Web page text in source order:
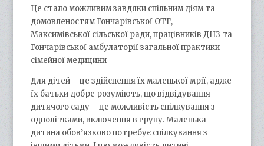
Це стало можливим завдяки спільним діям та
домовленостям Гончарівської ОТГ,
Максимівської сільської ради, працівників ДНЗ та
Гончарівської амбулаторії загальної практики
сімейної медицини
Для дітей – це здійснення їх маленької мрії, адже
їх батьки добре розуміють, що відвідування
дитячого саду – це можливість спілкування з
однолітками, включення в групу. Маленька
дитина обов’язково потребує спілкування з